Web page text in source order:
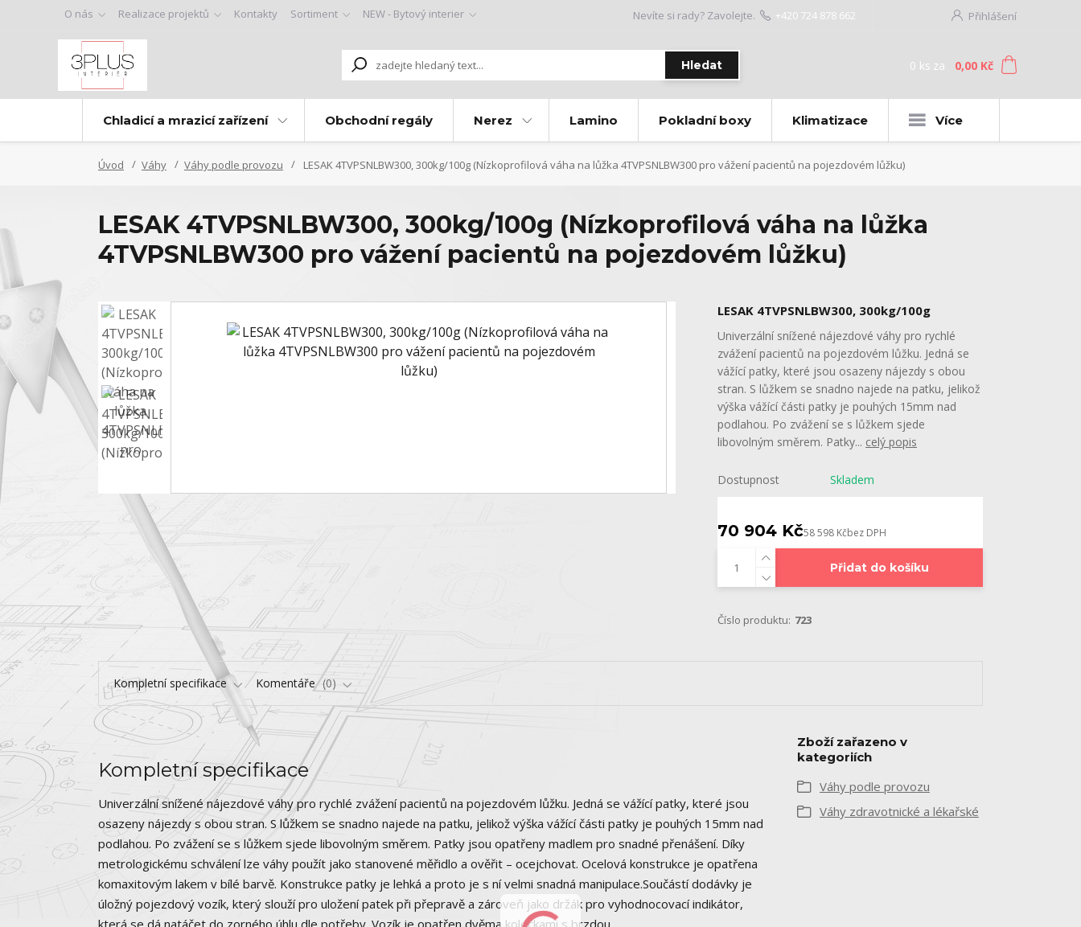
O nás Realizace projektů Kontakty Sortiment NEW - Bytový interier Přihlášení
Hledat
Nevíte si rady? Zavolejte. +420 724 878 662
0 ks za 0,00 Kč
Chladicí a mrazicí zařízení Obchodní regály Nerez Lamino Pokladní boxy Klimatizace Více
Úvod Váhy Váhy podle provozu LESAK 4TVPSNLBW300, 300kg/100g (Nízkoprofilová váha na lůžka 4TVPSNLBW300 pro vážení pacientů na pojezdovém lůžku)
LESAK 4TVPSNLBW300, 300kg/100g (Nízkoprofilová váha na lůžka
4TVPSNLBW300 pro vážení pacientů na pojezdovém lůžku)
LESAK 4TVPSNLBW300, 300kg/100g
Univerzální snížené nájezdové váhy pro rychlé
zvážení pacientů na pojezdovém lůžku. Jedná se
vážící patky, které jsou osazeny nájezdy s obou
stran. S lůžkem se snadno najede na patku, jelikož
výška vážící části patky je pouhých 15mm nad
podlahou. Po zvážení se s lůžkem sjede
libovolným směrem. Patky... celý popis
Dostupnost Skladem
70 904 Kč58 598 Kčbez DPH
Přidat do košíku
Číslo produktu: 723
Kompletní specifikace Komentáře 0
Kompletní specifikace
Univerzální snížené nájezdové váhy pro rychlé zvážení pacientů na pojezdovém lůžku. Jedná se vážící patky, které jsou
osazeny nájezdy s obou stran. S lůžkem se snadno najede na patku, jelikož výška vážící části patky je pouhých 15mm nad
podlahou. Po zvážení se s lůžkem sjede libovolným směrem. Patky jsou opatřeny madlem pro snadné přenášení. Díky
metrologickému schválení lze váhy použít jako stanovené měřidlo a ověřit – ocejchovat. Ocelová konstrukce je opatřena
komaxitovým lakem v bílé barvě. Konstrukce patky je lehká a proto je s ní velmi snadná manipulace.Součástí dodávky je
úložný pojezdový vozík, který slouží pro uložení patek při přepravě a zároveň jako držák pro vyhodnocovací indikátor,
která se dá natáčet do zorného úhlu dle potřeby. Vozík je opatřen dvěma kolečkami s brzdou.
Zboží zařazeno v
kategoriích
Váhy podle provozu
Váhy zdravotnické a lékařské